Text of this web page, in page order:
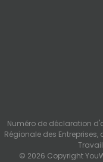
Numéro de déclaration
Régionale des
Travail
© 2026 Copyright